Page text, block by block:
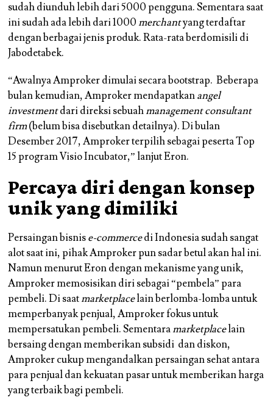
sudah diunduh lebih dari 5000 pengguna. Sementara saat
ini sudah ada lebih dari 1000merchantyang terdaftar
dengan berbagai jenis produk. Rata-rata berdomisili di
Jabodetabek.
“Awalnya Amproker dimulai secara bootstrap. Beberapa
bulan kemudian, Amproker mendapatkanangel
investmentdari direksi sebuahmanagement consultant
firm(belum bisa disebutkan detailnya). Di bulan
Desember 2017, Amproker terpilih sebagai peserta Top
15 program Visio Incubator,” lanjut Eron.
Percaya diri dengan konsep
unik yang dimiliki
Persaingan bisnise-commercedi Indonesia sudah sangat
alot saat ini, pihak Amproker pun sadar betul akan hal ini.
Namun menurut Eron dengan mekanisme yang unik,
Amproker memosisikan diri sebagai “pembela” para
pembeli. Di saatmarketplacelain berlomba-lomba untuk
memperbanyak penjual, Amproker fokus untuk
mempersatukan pembeli. Sementaramarketplacelain
bersaing dengan memberikan subsidi dan diskon,
Amproker cukup mengandalkan persaingan sehat antara
para penjual dan kekuatan pasar untuk memberikan harga
yang terbaik bagi pembeli.